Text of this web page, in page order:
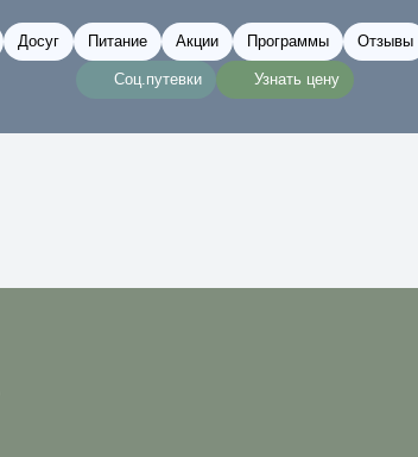
Досуг Питание Акции Программы Отзывы
Соц.путевки Узнать цену